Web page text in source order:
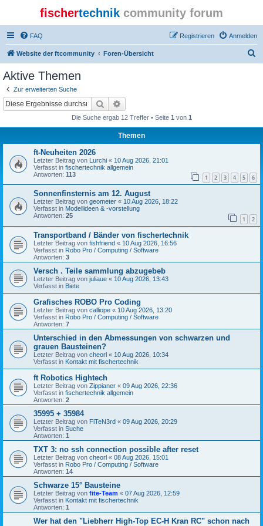
fischertechnik community forum
FAQ Anmelden
Registrieren
Website der ftcommunity Foren-Übersicht
Aktive Themen
Zur erweiterten Suche
Suche
Die Suche ergab 12 Treffer • Seite 1 von 1
Themen
ft-Neuheiten 2026
Letzter Beitrag von Lurchi « 10 Aug 2026, 21:01
Verfasst in fischertechnik allgemein
Antworten: 113 1 2 3 4 5 6
Sonnenfinsternis am 12. August
Letzter Beitrag von geometer « 10 Aug 2026, 18:22
Verfasst in Modellideen & -vorstellung
Antworten: 25 1 2
Transportband / Bänder von fischertechnik
Letzter Beitrag von fishfriend « 10 Aug 2026, 16:56
Verfasst in Robo Pro / Computing / Software
Antworten: 3
Versch . Teile sammlung abzugebeb
Letzter Beitrag von juliaue « 10 Aug 2026, 13:43
Verfasst in Biete
Grafisches ROBO Pro Coding
Letzter Beitrag von calliope « 10 Aug 2026, 13:20
Verfasst in Robo Pro / Computing / Software
Antworten: 7
Unterschied in den Abmessungen von schwarzen und
grauen Bausteinen?
Letzter Beitrag von cheorl « 10 Aug 2026, 10:34
Verfasst in Kontakt mit fischertechnik
ft Robotics Hightech
Letzter Beitrag von Zippianer « 09 Aug 2026, 22:36
Verfasst in fischertechnik allgemein
Antworten: 2
35995 + 35984
Letzter Beitrag von FiTeN3rd « 09 Aug 2026, 20:29
Verfasst in Suche
Antworten: 1
TXT 3: no ssh connection possible after reset
Letzter Beitrag von cheorl « 08 Aug 2026, 15:01
Verfasst in Robo Pro / Computing / Software
Antworten: 14
Schwarze 15° Bausteine
Letzter Beitrag von fite-Team « 07 Aug 2026, 12:59
Verfasst in Kontakt mit fischertechnik
Antworten: 1
Wer hat den "Liebherr High-Top EC-H Kran RC" schon nach